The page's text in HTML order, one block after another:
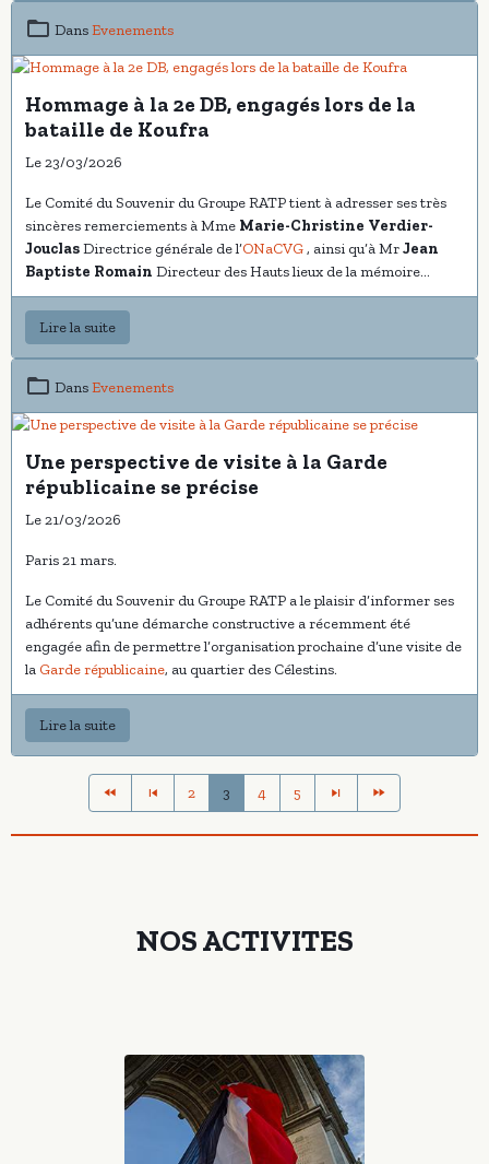
DansEvenements
Hommage à la 2e DB, engagés lors de la
bataille de Koufra
Le 23/03/2026
Le Comité du Souvenir du Groupe RATP tient à adresser ses très
sincères remerciements à Mme Marie-Christine Verdier-
JouclasDirectrice générale de l’ONaCVG, ainsi qu’à MrJean
Baptiste Romain Directeur des Hauts lieux de la mémoire
nationale en île de France à l’ONaCVG directeur duMémorial du
Mont-Valérien
, pour l’invitation faite à notre association à
participer à la cérémonie solennelle organisée le lundi 23 mars
2026.
Lire la suite
DansEvenements
Une perspective de visite à la Garde
républicaine se précise
Le 21/03/2026
Paris 21 mars.
Le Comité du Souvenir du Groupe RATP a le plaisir d’informer ses
adhérents qu’une démarche constructive a récemment été
engagée afin de permettre l’organisation prochaine d’une visite de
la Garde républicaine, au quartier des Célestins.
Lire la suite
2 3 4 5
NOS ACTIVITES